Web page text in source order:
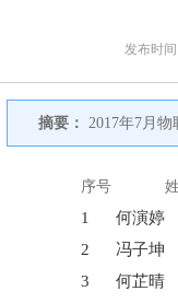
发布时
摘要： 2017年7月
序号
1 何演婷
2
冯子坤
3
何芷晴